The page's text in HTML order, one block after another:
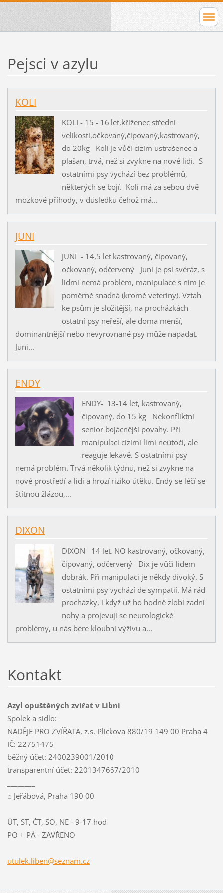
Pejsci v azylu
KOLI
KOLI - 15 - 16 let,kříženec střední
velikosti,očkovaný,čipovaný,kastrovaný,
do 20kg Koli je vůči cizím ustrašenec a
plašan, trvá, než si zvykne na nové lidi. S
ostatními psy vychází bez problémů,
některých se bojí. Koli má za sebou dvě
mozkové příhody, v důsledku čehož má...
JUNI
JUNI - 14,5 let kastrovaný, čipovaný,
očkovaný, odčervený Juni je psí svéráz, s
lidmi nemá problém, manipulace s ním je
poměrně snadná (kromě veteriny). Vztah
ke psům je složitější, na procházkách
ostatní psy neřeší, ale doma menší,
dominantnější nebo nevyrovnané psy může napadat.
Juni...
ENDY
ENDY- 13-14 let, kastrovaný,
čipovaný, do 15 kg Nekonfliktní
senior bojácnější povahy. Při
manipulaci cizími limi neútočí, ale
reaguje lekavě. S ostatními psy
nemá problém. Trvá několik týdnů, než si zvykne na
nové prostředí a lidi a hrozí riziko útěku. Endy se léčí se
štítnou žlázou,...
DIXON
DIXON 14 let, NO kastrovaný, očkovaný,
čipovaný, odčervený Dix je vůči lidem
dobrák. Při manipulaci je někdy divoký. S
ostatními psy vychází de sympatií. Má rád
procházky, i když už ho hodně zlobí zadní
nohy a projevují se neurologické
problémy, u nás bere kloubní výživu a...
Kontakt
Azyl opuštěných zvířat v Libni
Spolek a sídlo:
NADĚJE PRO ZVÍŘATA, z.s. Plickova 880/19 149 00 Praha 4
IČ: 22751475
běžný účet: 2400239001/2010
transparentní účet: 2201347667/2010
⌕ Jeřábová, Praha 190 00
ÚT, ST, ČT, SO, NE - 9-17 hod
PO + PÁ - ZAVŘENO
utulek.liben@seznam.cz